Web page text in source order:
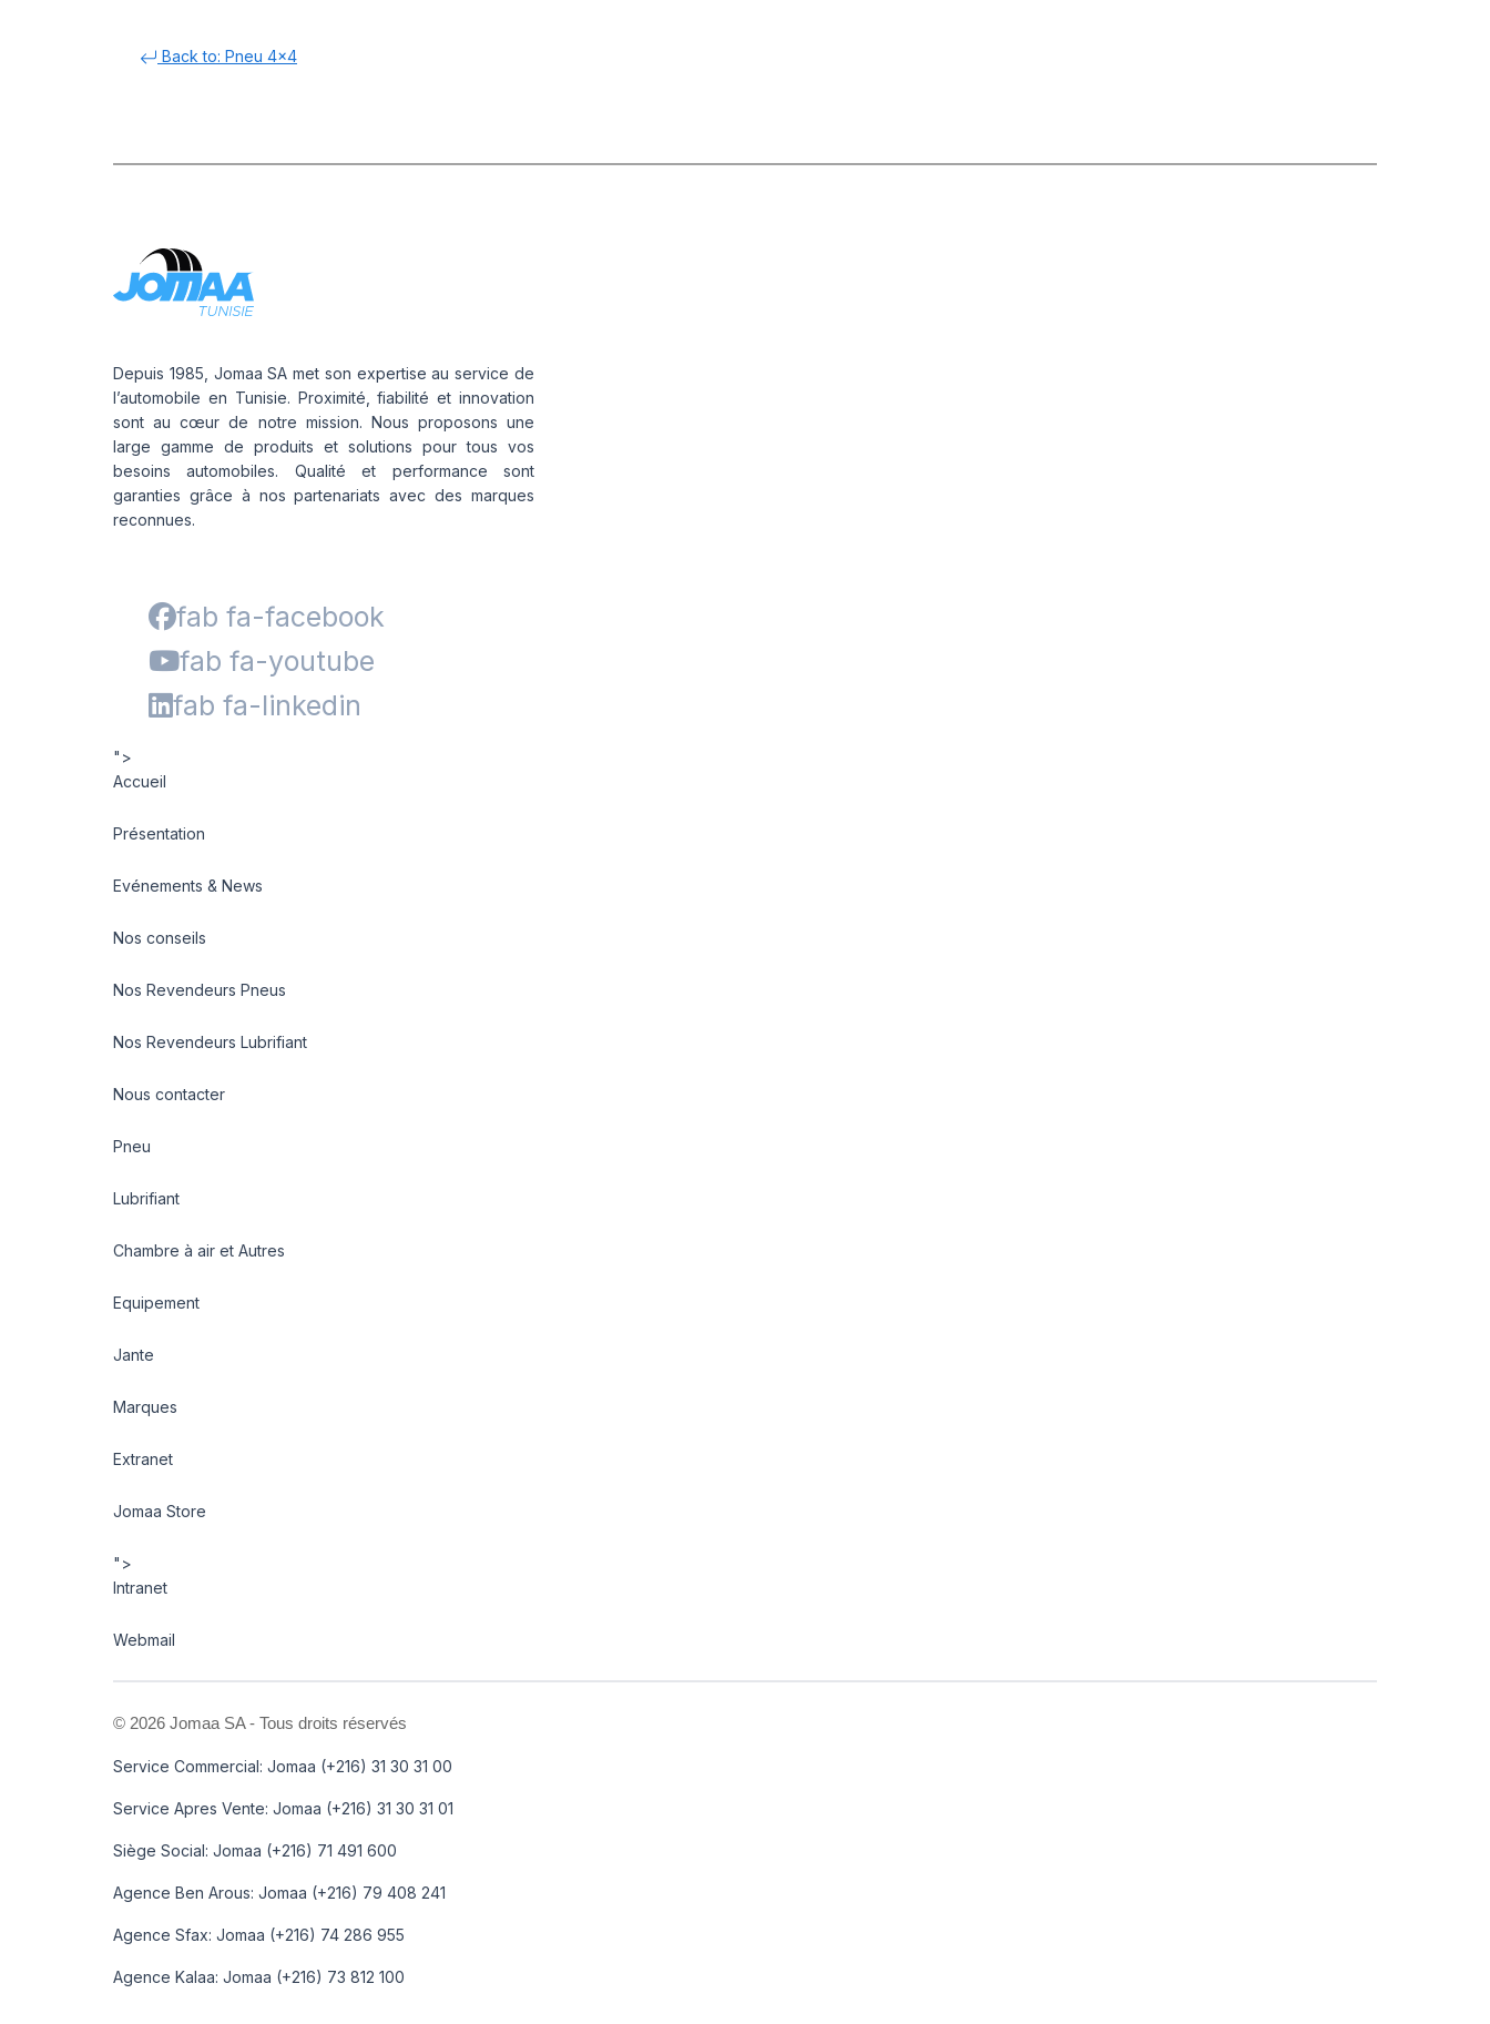
Back to: Pneu 4x4
Depuis 1985, Jomaa SA met son expertise au service de
l’automobile en Tunisie. Proximité, fiabilité et innovation
sont au cœur de notre mission. Nous proposons une
large gamme de produits et solutions pour tous vos
besoins automobiles. Qualité et performance sont
garanties grâce à nos partenariats avec des marques
reconnues.
fab fa-facebook
fab fa-youtube
fab fa-linkedin
">
Accueil
Présentation
Evénements & News
Nos conseils
Nos Revendeurs Pneus
Nos Revendeurs Lubrifiant
Nous contacter
Pneu
Lubrifiant
Chambre à air et Autres
Equipement
Jante
Marques
Extranet
Jomaa Store
">
Intranet
Webmail
© 2026 Jomaa SA - Tous droits réservés
Service Commercial: Jomaa (+216) 31 30 31 00
Service Apres Vente: Jomaa (+216) 31 30 31 01
Siège Social: Jomaa (+216) 71 491 600
Agence Ben Arous: Jomaa (+216) 79 408 241
Agence Sfax: Jomaa (+216) 74 286 955
Agence Kalaa: Jomaa (+216) 73 812 100